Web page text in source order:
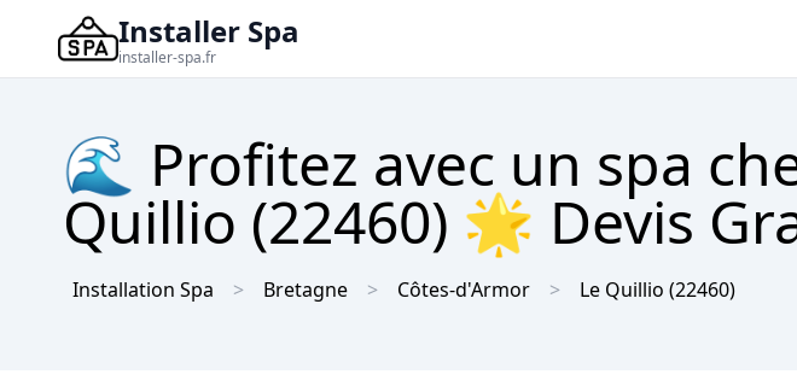
Installer Spa
installer-spa.fr
🌊 Profitez avec un spa
Quillio (22460) 🌟 Devis
Installation Spa Bretagne Côtes-d'Armor Le Quillio (22460)